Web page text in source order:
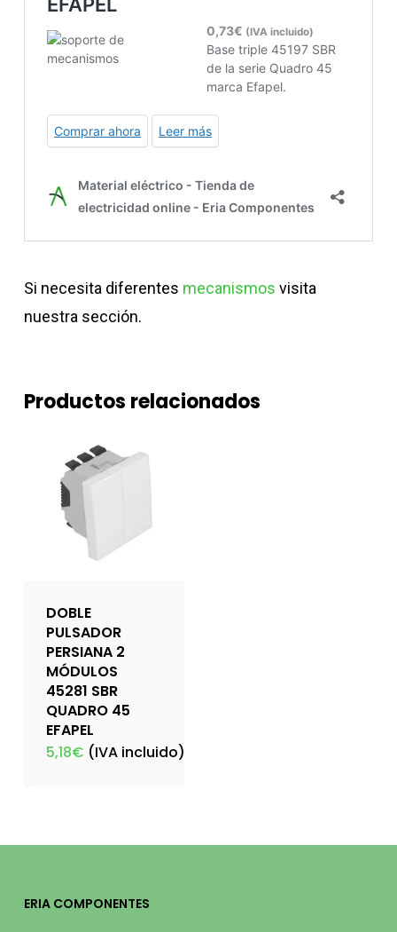
Si necesita diferentes mecanismos visita
nuestra sección.
Productos relacionados
DOBLE
PULSADOR
PERSIANA 2
MÓDULOS
45281 SBR
QUADRO 45
EFAPEL
5,18€ (IVA incluido)
ERIA COMPONENTES